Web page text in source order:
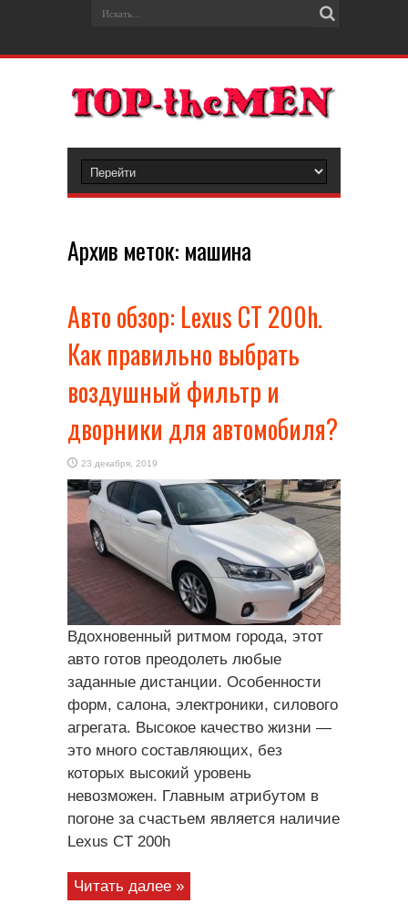
Архив меток: машина
Авто обзор: Lexus CT 200h.
Как правильно выбрать
воздушный фильтр и
дворники для автомобиля?
23 декабря, 2019
Вдохновенный ритмом города, этот
авто готов преодолеть любые
заданные дистанции. Особенности
форм, салона, электроники, силового
агрегата. Высокое качество жизни —
это много составляющих, без
которых высокий уровень
невозможен. Главным атрибутом в
погоне за счастьем является наличие
Lexus CT 200h
Читать далее »